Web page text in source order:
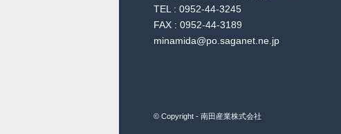
TEL : 0952-44-3245
FAX : 0952-44-3189
minamida@po.saganet.ne.jp
© Copyright - 南田産業株式会社